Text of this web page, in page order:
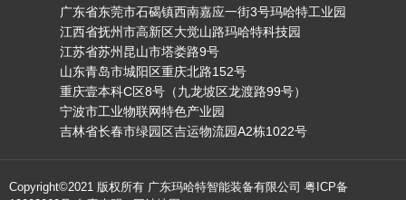
广东省东莞市石碣镇西南嘉应一街3号玛哈特工业园
江西省抚州市高新区大觉山路玛哈特科技园
江苏省苏州昆山市塔娄路9号
山东青岛市城阳区重庆北路152号
重庆壹本科C区8号（九龙坡区龙渡路99号）
宁波市工业物联网特色产业园
吉林省长春市绿园区吉运物流园A2栋1022号
Copyright©2021 版权所有 广东玛哈特智能装备有限公司 粤ICP备